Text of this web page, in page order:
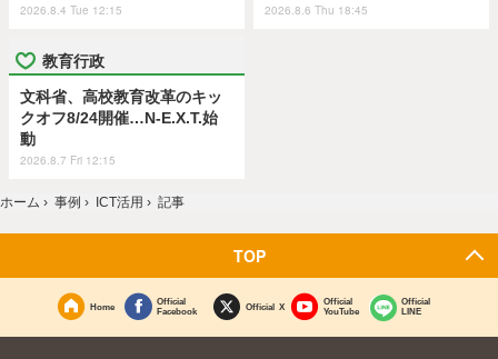
2026.8.4 Tue 12:15 2026.8.6 Thu 18:45
教育行政
文科省、高校教育改革のキッ
クオフ8/24開催…N-E.X.T.始
動
2026.8.7 Fri 12:15
ホーム › 事例 › ICT活用 › 記事
TOP
Home
Official
Facebook
Official X
Official
YouTube
Official
LINE